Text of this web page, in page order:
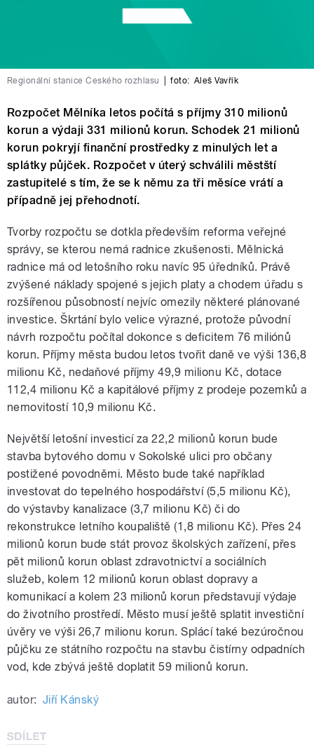
Regionální stanice Českého rozhlasu foto: Aleš Vavřík
Rozpočet Mělníka letos počítá s příjmy 310 milionů
korun a výdaji 331 milionů korun. Schodek 21 milionů
korun pokryjí finanční prostředky z minulých let a
splátky půjček. Rozpočet v úterý schválili městští
zastupitelé s tím, že se k němu za tři měsíce vrátí a
případně jej přehodnotí.
Tvorby rozpočtu se dotkla především reforma veřejné
správy, se kterou nemá radnice zkušenosti. Mělnická
radnice má od letošního roku navíc 95 úředníků. Právě
zvýšené náklady spojené s jejich platy a chodem úřadu s
rozšířenou působností nejvíc omezily některé plánované
investice. Škrtání bylo velice výrazné, protože původní
návrh rozpočtu počítal dokonce s deficitem 76 miliónů
korun. Příjmy města budou letos tvořit daně ve výši 136,8
milionu Kč, nedaňové příjmy 49,9 milionu Kč, dotace
112,4 milionu Kč a kapitálové příjmy z prodeje pozemků a
nemovitostí 10,9 milionu Kč.
Největší letošní investicí za 22,2 milionů korun bude
stavba bytového domu v Sokolské ulici pro občany
postižené povodněmi. Město bude také například
investovat do tepelného hospodářství (5,5 milionu Kč),
do výstavby kanalizace (3,7 milionu Kč) či do
rekonstrukce letního koupaliště (1,8 milionu Kč). Přes 24
milionů korun bude stát provoz školských zařízení, přes
pět milionů korun oblast zdravotnictví a sociálních
služeb, kolem 12 milionů korun oblast dopravy a
komunikací a kolem 23 milionů korun představují výdaje
do životního prostředí. Město musí ještě splatit investiční
úvěry ve výši 26,7 milionu korun. Splácí také bezúročnou
půjčku ze státního rozpočtu na stavbu čistírny odpadních
vod, kde zbývá ještě doplatit 59 milionů korun.
autor: Jiří Kánský